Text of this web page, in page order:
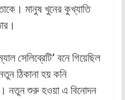
মানুষ খুনের কুখ্যাতি
সেলিব্রেটি’ বনে গিয়েছিল
ঠিকানা হয় কনি
নতুন শুরু হওয়া এ বিনোদন